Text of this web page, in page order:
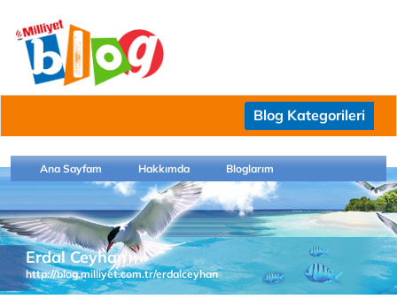
Blog Kategorileri
Ana Sayfam Hakkımda Bloglarım
Erdal Ceyhan
http://blog.milliyet.com.tr/erdalceyhan